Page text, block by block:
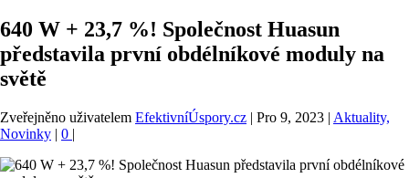
640 W + 23,7 %! Společnost Huasun
představila první obdélníkové moduly na
světě
Zveřejněno uživatelem EfektivníÚspory.cz | Pro 9, 2023 | Aktuality,
Novinky | 0 |